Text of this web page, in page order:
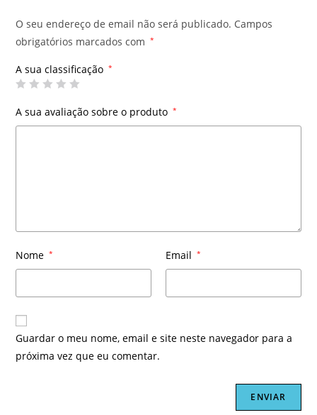
O seu endereço de email não será publicado. Campos
obrigatórios marcados com
*
A sua classificação *
A sua avaliação sobre o produto *
Nome * Email *
Guardar o meu nome, email e site neste navegador para a
próxima vez que eu comentar.